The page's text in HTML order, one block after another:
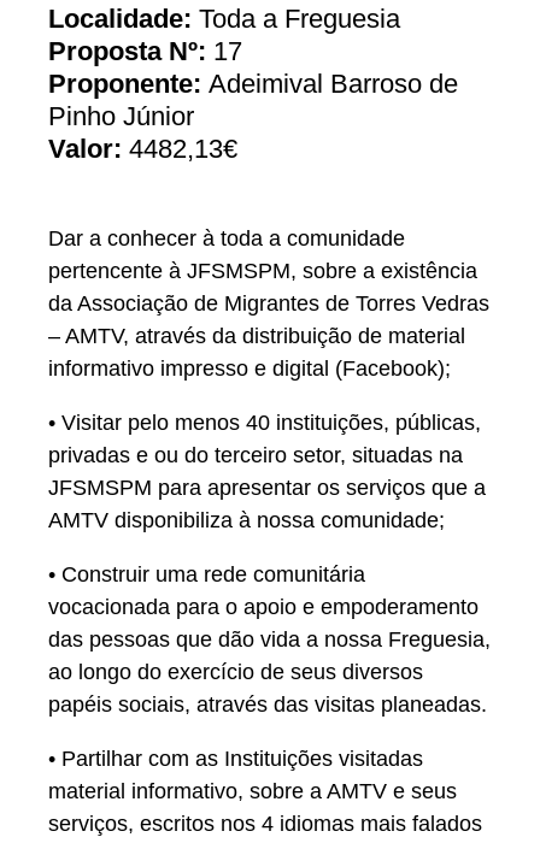
Localidade: Toda a Freguesia
Proposta Nº: 17
Proponente: Adeimival Barroso de
Pinho Júnior
Valor: 4482,13€
Dar a conhecer à toda a comunidade
pertencente à JFSMSPM, sobre a existência
da Associação de Migrantes de Torres Vedras
– AMTV, através da distribuição de material
informativo impresso e digital (Facebook);
• Visitar pelo menos 40 instituições, públicas,
privadas e ou do terceiro setor, situadas na
JFSMSPM para apresentar os serviços que a
AMTV disponibiliza à nossa comunidade;
• Construir uma rede comunitária
vocacionada para o apoio e empoderamento
das pessoas que dão vida a nossa Freguesia,
ao longo do exercício de seus diversos
papéis sociais, através das visitas planeadas.
• Partilhar com as Instituições visitadas
material informativo, sobre a AMTV e seus
serviços, escritos nos 4 idiomas mais falados